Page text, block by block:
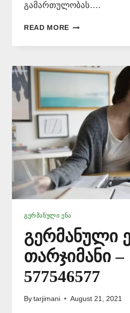
გამართულობას….
READ MORE ᲗᲐᲠᲒᲛᲜᲐ
📞
546
ᲒᲔᲠᲛᲐᲜᲣᲚᲘ ᲔᲜᲐ
გერმანული
თარჯიმანი –
577546577
By tarjimani August 21, 2021